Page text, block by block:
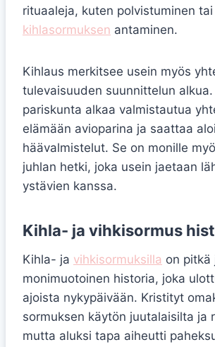
rituaaleja, kuten polvistuminen tai
kihlasormuksen antaminen.
Kihlaus merkitsee usein myös
tulevaisuuden suunnittelun
pariskunta alkaa valmistautua
elämään avioparina ja saattaa
häävalmistelut. Se on monille
juhlan hetki, joka usein jaetaan
ystävien kanssa.
Kihla- ja vihkisormus
Kihla- ja vihkisormuksilla on pitkä
monimuotoinen historia, joka
ajoista nykypäivään. Kristityt
sormuksen käytön juutalaisilta ja
mutta aluksi tapa aiheutti